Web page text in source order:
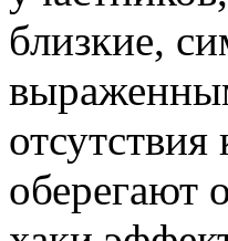
близкие,
оберегают